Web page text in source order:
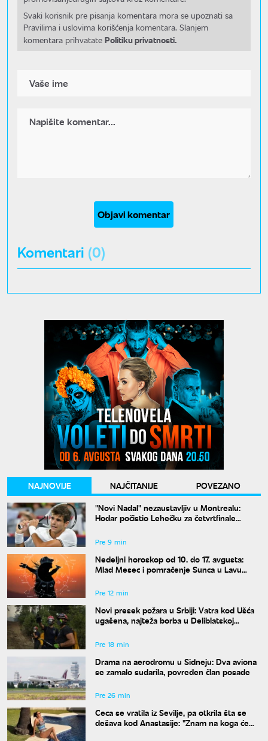
Svaki korisnik pre pisanja komentara mora se upoznati sa
Pravilima i uslovima korišćenja komentara. Slanjem
komentara prihvatate Politiku privatnosti.
Objavi komentar
Komentari (0)
NAJNOVIJE NAJČITANIJE
POVEZANO
"Novi Nadal" nezaustavljiv u Montrealu:
Hodar počistio Lehečku za četvrtfinale
Pre 9 min
Nedeljni horoskop od 10. do 17. avgusta:
Mlad Mesec i pomračenje Sunca u Lavu
Pre 12 min
Novi presek požara u Srbiji: Vatra kod Ušća
ugašena, najteža borba u Deliblatskoj
Pre 18 min
Drama na aerodromu u Sidneju: Dva aviona
se zamalo sudarila, povređen član posade
Pre 26 min
Ceca se vratila iz Sevilje, pa otkrila šta se
dešava kod Anastasije: "Znam na koga će